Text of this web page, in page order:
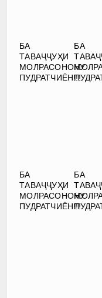
БА
ТАВАҶҶУҲИ
МОЛРАСОНОНУ
ПУДРАТЧИЁН!!!
БА
БА
ТАВАҶҶУҲИ
МОЛРАСОНОНУ
ПУДРАТЧИЁН!!!
БА